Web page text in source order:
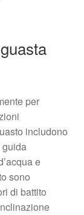
per
includono
e
sono
di battito